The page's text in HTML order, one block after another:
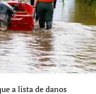
ainda
a lista de danos